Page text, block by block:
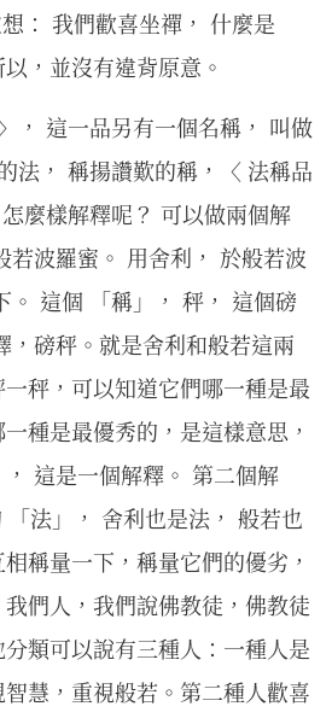
： 我們歡喜坐禪， 什麼是
，並沒有違背原意。
， 這一品另有一個名稱， 叫做
法， 稱揚讚歎的稱，〈 法稱品
麼樣解釋呢？ 可以做兩個解
若波羅蜜。 用舍利， 於般若波
。 這個 「稱」， 秤， 這個磅
，磅秤。就是舍利和般若這兩
秤，可以知道它們哪一種是最
種是最優秀的，是這樣意思，
這是一個解釋。 第二個解
法」， 舍利也是法， 般若也
稱量一下，稱量它們的優劣，
們人，我們說佛教徒，佛教徒
類可以說有三種人：一種人是
慧，重視般若。第二種人歡喜